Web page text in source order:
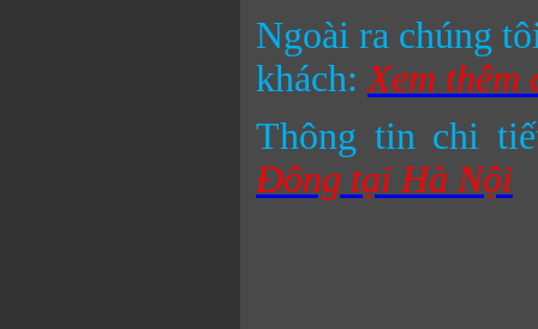
Ngoài ra chúng
khách:Xem thêm
Thông tin chi
Đông tại Hà Nội